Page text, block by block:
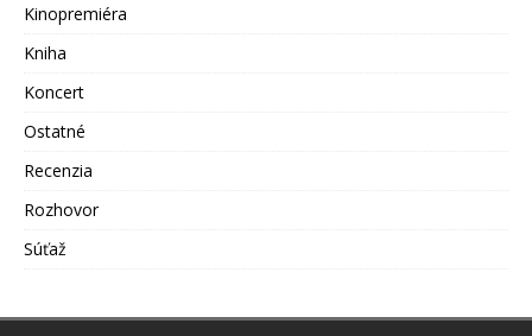
Kinopremiéra
Kniha
Koncert
Ostatné
Recenzia
Rozhovor
Súťaž